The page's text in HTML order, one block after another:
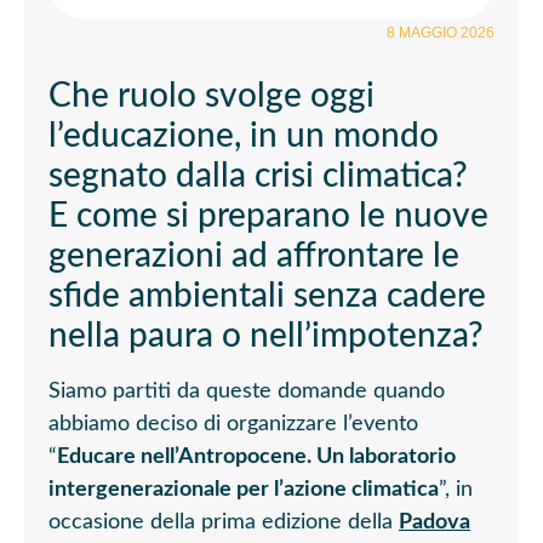
8 MAGGIO 2026
Che ruolo svolge oggi
l’educazione, in un mondo
segnato dalla crisi climatica?
E come si preparano le nuove
generazioni ad affrontare le
sfide ambientali senza cadere
nella paura o nell’impotenza?
Siamo partiti da queste domande quando
abbiamo deciso di organizzare l’evento
“ Educare nell’Antropocene. Un laboratorio
intergenerazionale per l’azione climatica”, in
occasione della prima edizione della Padova